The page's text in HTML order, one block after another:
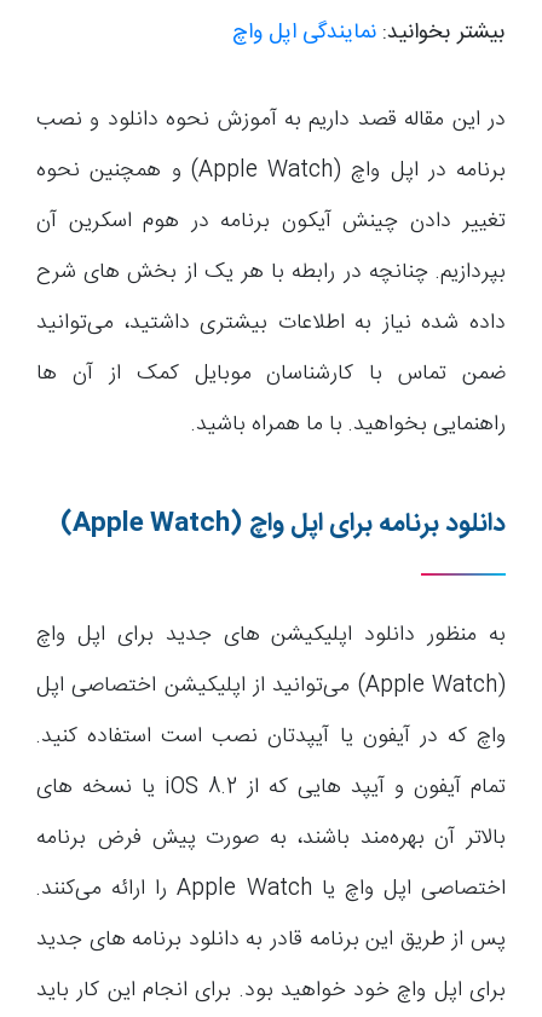
بیشتر بخوانید: نمایندگی اپل واچ
در این مقاله قصد داریم به آموزش نحوه دانلود و نصب
برنامه در اپل واچ (Apple Watch) و همچنین نحوه
تغییر دادن چینش آیکون برنامه در هوم اسکرین آن
بپردازیم. چنانچه در رابطه با هر یک از بخش های شرح
داده شده نیاز به اطلاعات بیشتری داشتید، می‌توانید
ضمن تماس با کارشناسان موبایل کمک از آن ها
راهنمایی بخواهید. با ما همراه باشید.
دانلود برنامه برای اپل واچ (Apple Watch)
به منظور دانلود اپلیکیشن های جدید برای اپل واچ
(Apple Watch) می‌توانید از اپلیکیشن اختصاصی اپل
واچ که در آیفون یا آیپدتان نصب است استفاده کنید.
تمام آیفون و آیپد هایی که از iOS 8.2 یا نسخه های
بالاتر آن بهره‌مند باشند، به صورت پیش فرض برنامه
اختصاصی اپل واچ یا Apple Watch را ارائه می‌کنند.
پس از طریق این برنامه قادر به دانلود برنامه های جدید
برای اپل واچ خود خواهید بود. برای انجام این کار باید